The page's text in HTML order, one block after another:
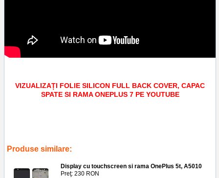
VIZUALIZAȚI FOLIE SILICON FULL BACK COVER, CAPAC
SPATE SI RAMA ONEPLUS 7 PE YOUTUBE
Produse similare:
Display cu touchscreen si rama OnePlus 5t, A5010
Preţ: 230 RON